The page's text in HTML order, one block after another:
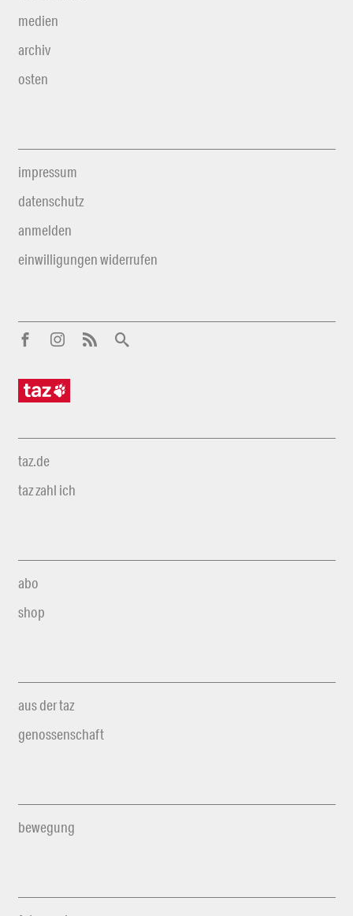
medien
archiv
osten
impressum
datenschutz
anmelden
einwilligungen widerrufen
taz.de
taz zahl ich
abo
shop
aus der taz
genossenschaft
bewegung